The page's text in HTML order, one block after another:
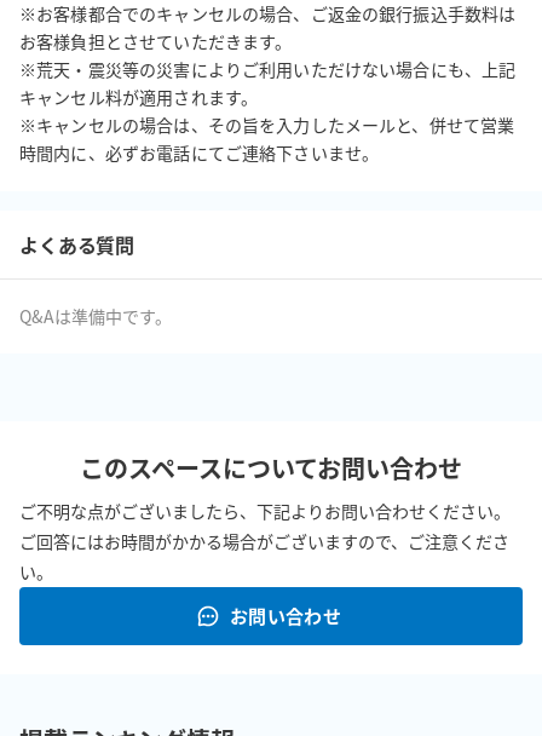
※お客様都合でのキャンセルの場合、ご返金の銀行振込手数料は
お客様負担とさせていただきます。
※荒天・震災等の災害によりご利用いただけない場合にも、上記
キャンセル料が適用されます。
※キャンセルの場合は、その旨を入力したメールと、併せて営業
時間内に、必ずお電話にてご連絡下さいませ。
よくある質問
Q&Aは準備中です。
このスペースについてお問い合わせ
ご不明な点がございましたら、下記よりお問い合わせください。
ご回答にはお時間がかかる場合がございますので、ご注意くださ
い。
お問い合わせ